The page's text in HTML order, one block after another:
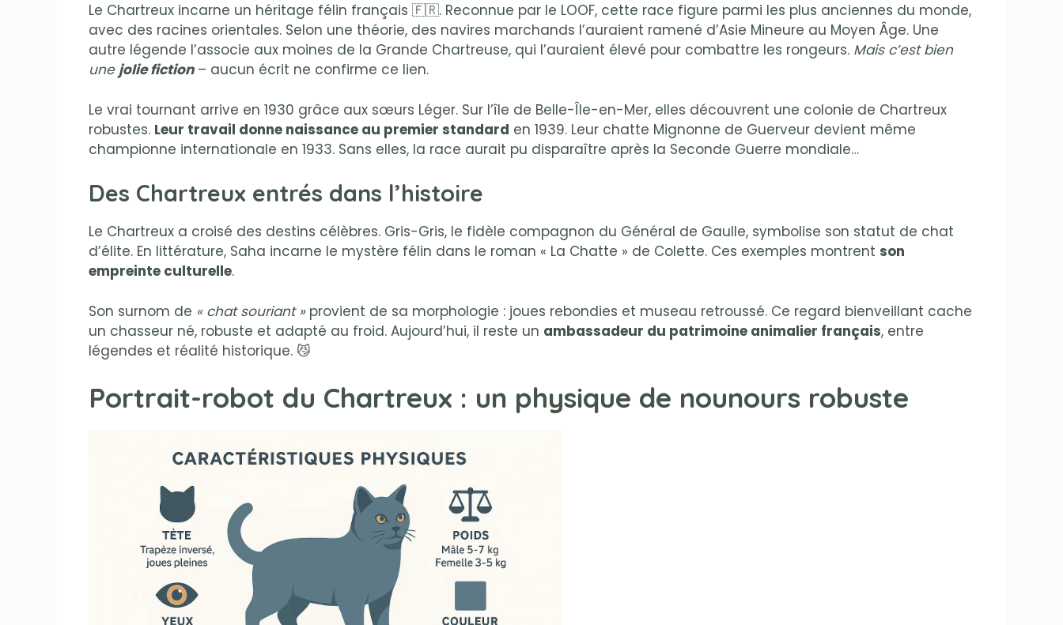
Le Chartreux incarne un héritage félin français 🇫🇷. Reconnue par le LOOF, cette race figure parmi les plus anciennes du monde,
avec des racines orientales. Selon une théorie, des navires marchands l’auraient ramené d’Asie Mineure au Moyen Âge. Une
autre légende l’associe aux moines de la Grande Chartreuse, qui l’auraient élevé pour combattre les rongeurs. Mais c’est bien
une jolie fiction– aucun écrit ne confirme ce lien.
Le vrai tournant arrive en 1930 grâce aux sœurs Léger. Sur l’île de Belle-Île-en-Mer, elles découvrent une colonie de Chartreux
robustes. Leur travail donne naissance au premier standard en 1939. Leur chatte Mignonne de Guerveur devient même
championne internationale en 1933. Sans elles, la race aurait pu disparaître après la Seconde Guerre mondiale…
Des Chartreux entrés dans l’histoire
Le Chartreux a croisé des destins célèbres. Gris-Gris, le fidèle compagnon du Général de Gaulle, symbolise son statut de chat
d’élite. En littérature, Saha incarne le mystère félin dans le roman « La Chatte » de Colette. Ces exemples montrent son
empreinte culturelle.
Son surnom de « chat souriant »provient de sa morphologie : joues rebondies et museau retroussé. Ce regard bienveillant cache
un chasseur né, robuste et adapté au froid. Aujourd’hui, il reste un ambassadeur du patrimoine animalier français, entre
légendes et réalité historique. 😼
Portrait-robot du Chartreux : un physique de nounours robuste